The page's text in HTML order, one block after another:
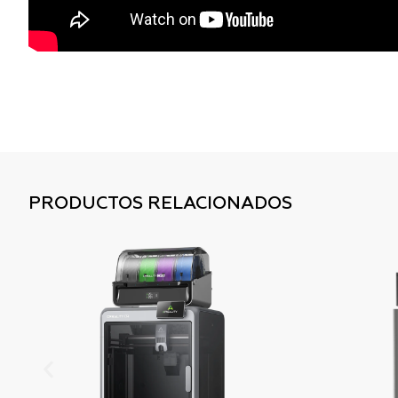
PRODUCTOS RELACIONADOS